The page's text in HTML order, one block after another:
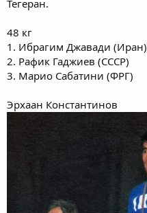
Тегеран.
48 кг
1. Ибрагим Джавади (Иран)
2. Рафик Гаджиев (СССР)
3. Марио Сабатини (ФРГ)
Эрхаан Константинов